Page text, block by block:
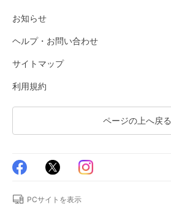
お知らせ
ヘルプ・お問い合わせ
サイトマップ
利用規約
ページの上へ戻る
PCサイトを表示